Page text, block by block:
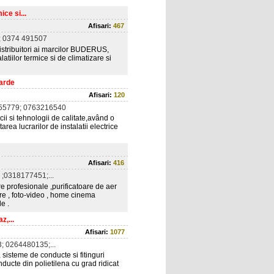
si...
Afisari: 467
0374 491507
ai marcilor BUDERUS,
termice si de climatizare si
Afisari: 120
0763216540
si tehnologii de calitate,având o
lucrarilor de instalatii electrice
Afisari: 416
profesionale ,purificatoare de aer
, foto-video , home cinema
.
Afisari: 1077
0264480135;...
de conducte si fitinguri
din polietilena cu grad ridicat